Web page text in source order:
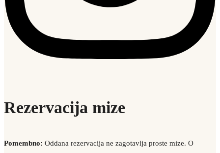
Rezervacija mize
Pomembno: Oddana rezervacija ne zagotavlja proste mize. O